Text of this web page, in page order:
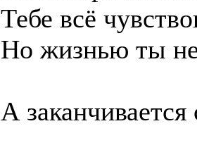
Тебе всё
Но жизнью ты
А